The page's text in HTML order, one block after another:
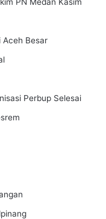
Aceh Besar
Perbup Selesai